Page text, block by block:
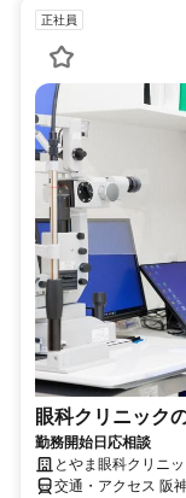
正社員
眼科クリニック
勤務開始日応相談
とやま眼科クリニッ
交通・アクセス 阪